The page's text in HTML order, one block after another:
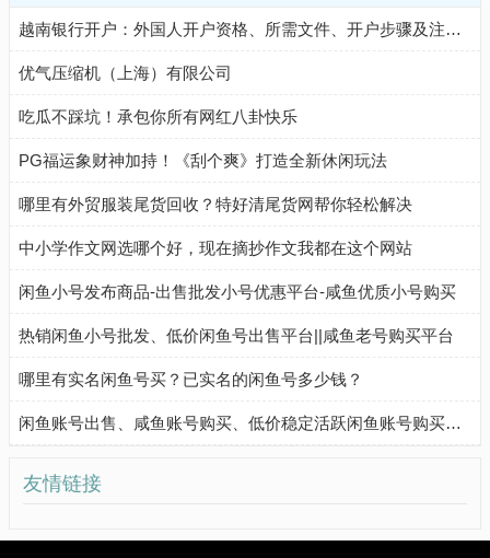
越南银行开户：外国人开户资格、所需文件、开户步骤及注意事项
优气压缩机（上海）有限公司
吃瓜不踩坑！承包你所有网红八卦快乐
PG福运象财神加持！《刮个爽》打造全新休闲玩法
哪里有外贸服装尾货回收？特好清尾货网帮你轻松解决
中小学作文网选哪个好，现在摘抄作文我都在这个网站
闲鱼小号发布商品-出售批发小号优惠平台-咸鱼优质小号购买
热销闲鱼小号批发、低价闲鱼号出售平台||咸鱼老号购买平台
哪里有实名闲鱼号买？已实名的闲鱼号多少钱？
闲鱼账号出售、咸鱼账号购买、低价稳定活跃闲鱼账号购买流程
友情链接